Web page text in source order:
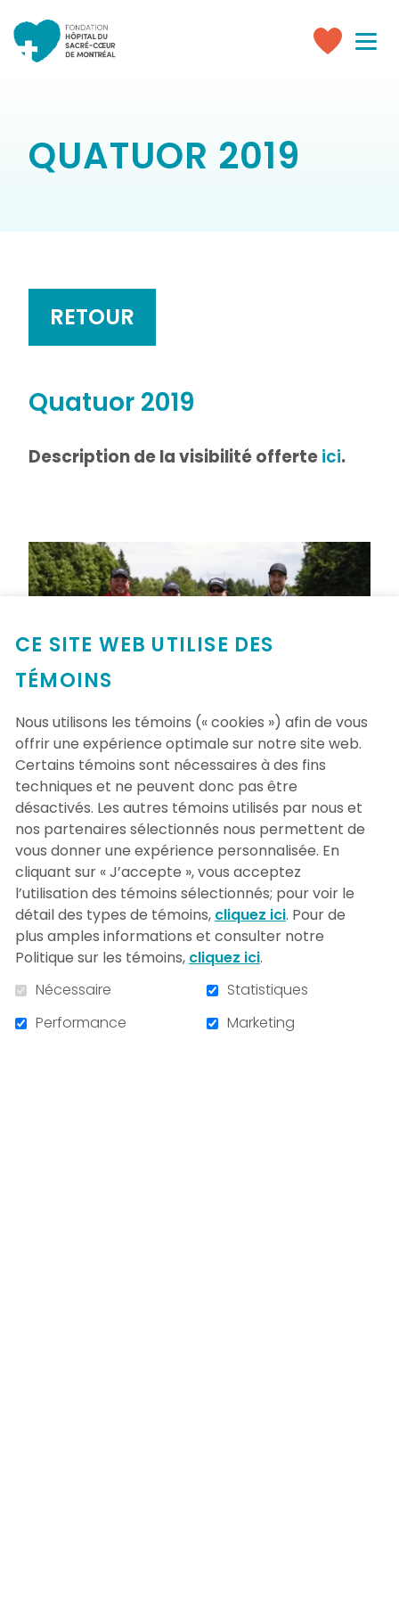
Faire
Toggle
QUATUOR 2019
RETOUR
Quatuor 2019
Description de la visibilité offerteici.
25 000,00 $
CE SITE WEB UTILISE DES
TÉMOINS
Nous utilisons les témoins (« cookies ») afin de vous
offrir une expérience optimale sur notre site web.
Certains témoins sont nécessaires à des fins
techniques et ne peuvent donc pas être
désactivés. Les autres témoins utilisés par nous et
nos partenaires sélectionnés nous permettent de
vous donner une expérience personnalisée. En
cliquant sur « J’accepte », vous acceptez
l’utilisation des témoins sélectionnés; pour voir le
détail des types de témoins, cliquez ici. Pour de
plus amples informations et consulter notre
Politique sur les témoins, cliquez ici.
Nécessaire
Statistiques
Performance
Marketing